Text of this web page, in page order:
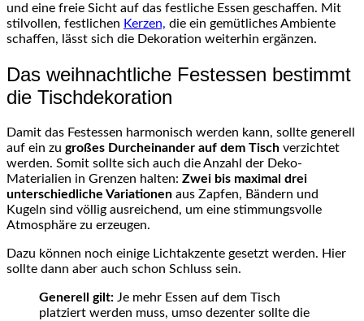
und eine freie Sicht auf das festliche Essen geschaffen. Mit
stilvollen, festlichen Kerzen, die ein gemütliches Ambiente
schaffen, lässt sich die Dekoration weiterhin ergänzen.
Das weihnachtliche Festessen bestimmt
die Tischdekoration
Damit das Festessen harmonisch werden kann, sollte generell
auf ein zu großes Durcheinander auf dem Tisch verzichtet
werden. Somit sollte sich auch die Anzahl der Deko-
Materialien in Grenzen halten: Zwei bis maximal drei
unterschiedliche Variationen aus Zapfen, Bändern und
Kugeln sind völlig ausreichend, um eine stimmungsvolle
Atmosphäre zu erzeugen.
Dazu können noch einige Lichtakzente gesetzt werden. Hier
sollte dann aber auch schon Schluss sein.
Generell gilt: Je mehr Essen auf dem Tisch
platziert werden muss, umso dezenter sollte die